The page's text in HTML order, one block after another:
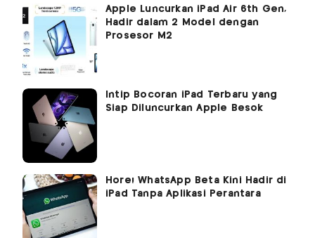
Apple Luncurkan iPad Air 6th Gen,
Hadir dalam 2 Model dengan
Prosesor M2
Intip Bocoran iPad Terbaru yang
Siap Diluncurkan Apple Besok
Hore! WhatsApp Beta Kini Hadir di
iPad Tanpa Aplikasi Perantara